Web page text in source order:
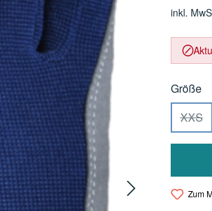
inkl.
Größe
XXS
Zum